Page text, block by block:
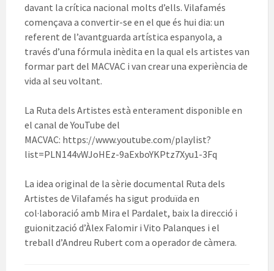
davant la crítica nacional molts d’ells. Vilafamés
començava a convertir-se en el que és hui dia: un
referent de l’avantguarda artística espanyola, a
través d’una fórmula inèdita en la qual els artistes van
formar part del MACVAC i van crear una experiència de
vida al seu voltant.
La Ruta dels Artistes està enterament disponible en
el canal de YouTube del
MACVAC: https://www.youtube.com/playlist?
list=PLN144vWJoHEz-9aExboYKPtz7Xyu1-3Fq
La idea original de la sèrie documental Ruta dels
Artistes de Vilafamés ha sigut produïda en
col·laboració amb Mira el Pardalet, baix la direcció i
guionització d’Àlex Falomir i Vito Palanques i el
treball d’Andreu Rubert com a operador de càmera.